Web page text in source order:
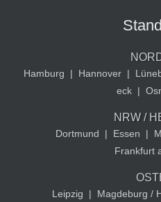
Hamburg | Hannover |
eck |
NRW /
Dortmund | Essen |
Frankfurt
Leipzig | Magdeburg /